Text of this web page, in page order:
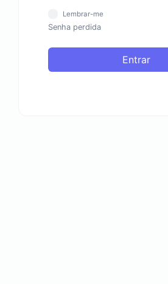
Lembrar-me
Senha perdida
Entrar